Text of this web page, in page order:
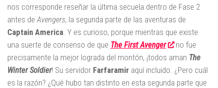
nos corresponde reseñar la última secuela dentro de Fase 2
antes de Avengers, la segunda parte de las aventuras de
Captain America . Y es curioso, porque mientras que existe
una suerte de consenso de que The First Avenger
no fue
precisamente la mejor lograda del montón, ¡todos aman The
Winter Soldier! Su servidor Farfaramir aquí incluido. ¿Pero cuál
es la razón? ¿Qué hubo tan distinto en esta segunda parte que